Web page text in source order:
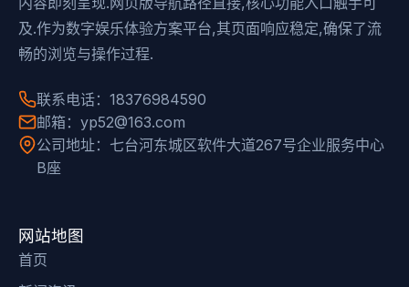
及.作为数字娱乐体验方案平台,其页面响应稳定,确保了流
畅的浏览与操作过程.
联系电话：18376984590
邮箱：yp52@163.com
公司地址：七台河东城区软件大道267号企业服务中心
B座
网站地图
首页